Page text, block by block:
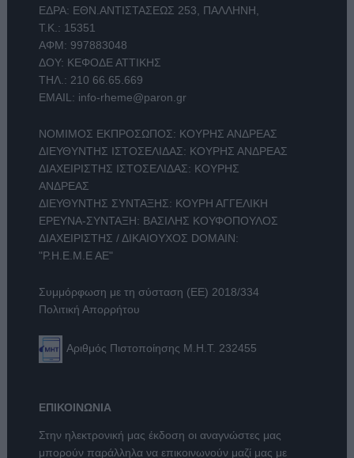
ΕΔΡΑ: ΕΘΝ.ΑΝΤΙΣΤΑΣΕΩΣ 253, ΠΑΛΛΗΝΗ,
Τ.Κ.: 15351
ΑΦΜ: 997883048
ΔΟΥ: ΚΕΦΟΔΕ ΑΤΤΙΚΗΣ
ΤΗΛ.: 210 66.65.669
EMAIL: info-rheme@paron.gr
ΝΟΜΙΜΟΣ ΕΚΠΡΟΣΩΠΟΣ: ΚΟΥΡΗΣ ΑΝΔΡΕΑΣ
ΔΙΕΥΘΥΝΤΗΣ ΙΣΤΟΣΕΛΙΔΑΣ: ΚΟΥΡΗΣ ΑΝΔΡΕΑΣ
ΔΙΑΧΕΙΡΙΣΤΗΣ ΙΣΤΟΣΕΛΙΔΑΣ: ΚΟΥΡΗΣ
ΑΝΔΡΕΑΣ
ΔΙΕΥΘΥΝΤΗΣ ΣΥΝΤΑΞΗΣ: ΚΟΥΡΗ ΑΓΓΕΛΙΚΗ
ΕΡΕΥΝΑ-ΣΥΝΤΑΞΗ: ΒΑΣΙΛΗΣ ΚΟΥΦΟΠΟΥΛΟΣ
ΔΙΑΧΕΙΡΙΣΤΗΣ / ΔΙΚΑΙΟΥΧΟΣ DOMAIN:
"Ρ.Η.Ε.Μ.Ε ΑΕ"
Συμμόρφωση με τη σύσταση (ΕΕ) 2018/334
Πολιτική Απορρήτου
Αριθμός Πιστοποίησης Μ.Η.Τ. 232455
ΕΠΙΚΟΙΝΩΝΙΑ
Στην ηλεκτρονική μας έκδοση οι αναγνώστες μας
μπορούν παράλληλα να επικοινωνούν μαζί μας με